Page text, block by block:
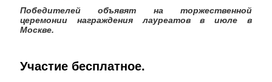
Победителей объявят на торжественной
церемонии награждения лауреатов в июле в
Москве.
Участие бесплатное.